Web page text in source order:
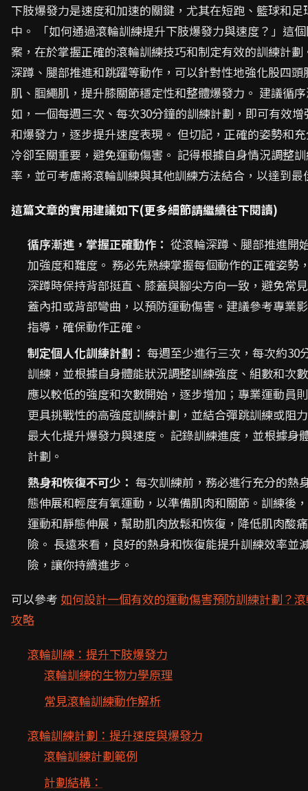
下肢爆發力是速度和加速的關鍵，尤其在短跑、籃球和足
中。 「如何通過滾輪訓練提升下肢爆發力與速度？」這
案，在於掌握正確的滾輪訓練技巧和制定有效的訓練計劃
深蹲、腿部推進和跳躍等動作，可以針對性地強化股四頭
肌、腘繩肌，提升膝關節穩定性和整體爆發力。 建議循
如，一個每週三次、每次30分鐘的訓練計劃，即可有效
和爆發力，逐步提升速度表現。 但切記，正確的姿勢和
冷卻至關重要，避免運動傷害。 記得根據自身情況調整
率，並可考慮將滾輪訓練與其他訓練方法結合，以達到最
這篇文章的實用建議如下(更多細節請繼續往下閱讀)
循序漸進，掌握正確動作： 從滾輪深蹲、腿部推進開
加強度和難度。 務必先熟練掌握每個動作的正確姿勢
深蹲時保持背部挺直、膝蓋與腳尖方向一致，避免常
蓋內扣或背部彎曲，以預防運動傷害。建議參考專業
指導，確保動作正確。
制定個人化訓練計劃： 每週至少進行三次，每次約30
訓練，並根據自身體能狀況調整訓練強度、組數和次
應以較低的強度和次數開始，逐步增加；專業運動員
更具挑戰性的高強度訓練計劃，並結合彈跳訓練或阻
最大化提升爆發力與速度。 記錄訓練進度，並根據身
計劃。
熱身和恢復不可少： 每次訓練前，務必進行充分的熱
態伸展和輕度有氧運動，以準備肌肉和關節。訓練後
運動和靜態伸展，幫助肌肉放鬆和恢復，降低肌肉酸
險。 長遠來看，良好的熱身和恢復能提升訓練效率並
險，讓你持續進步。
可以參考 如何設計一個有效的運動傷害預防訓練計劃？
攻略
滾輪訓練：提升下肢爆發力
滾輪訓練的生物力學原理
常見滾輪訓練動作解析
滾輪訓練計劃：提升速度與爆發力
滾輪訓練計劃範例
計劃結構：